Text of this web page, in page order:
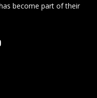
become part of their